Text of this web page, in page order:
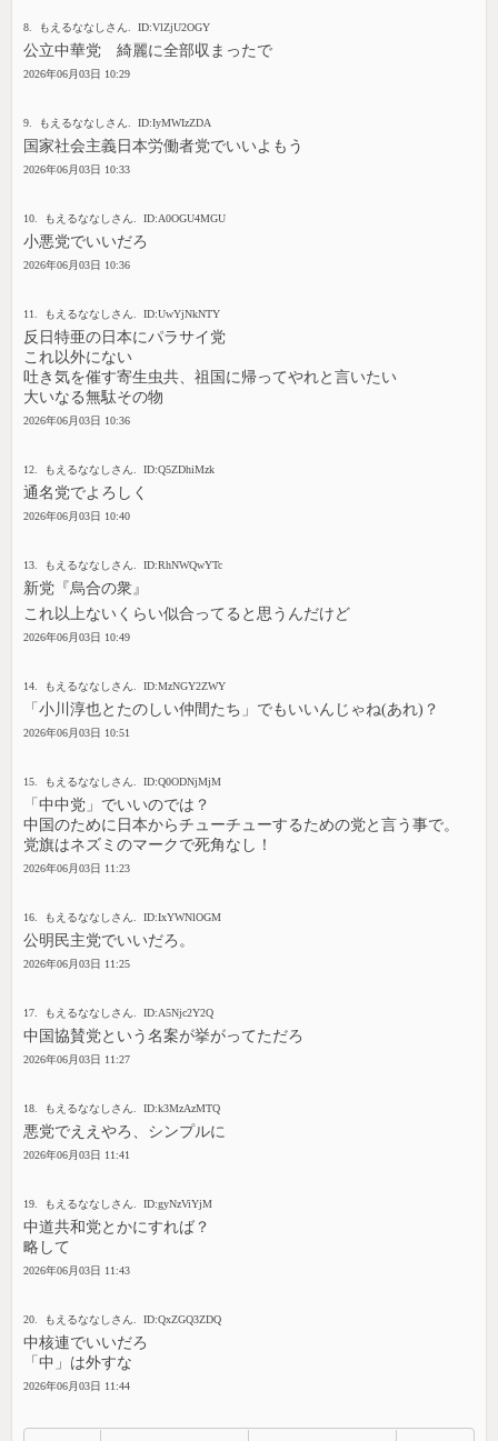
8. もえるななしさん. ID:VlZjU2OGY
公立中華党 綺麗に全部収まったで
2026年06月03日 10:29
9. もえるななしさん. ID:IyMWIzZDA
国家社会主義日本労働者党でいいよもう
2026年06月03日 10:33
10. もえるななしさん. ID:A0OGU4MGU
小悪党でいいだろ
2026年06月03日 10:36
11. もえるななしさん. ID:UwYjNkNTY
反日特亜の日本にパラサイ党
これ以外にない
吐き気を催す寄生虫共、祖国に帰ってやれと言いたい
大いなる無駄その物
2026年06月03日 10:36
12. もえるななしさん. ID:Q5ZDhiMzk
通名党でよろしく
2026年06月03日 10:40
13. もえるななしさん. ID:RhNWQwYTc
新党『烏合の衆』
これ以上ないくらい似合ってると思うんだけど
2026年06月03日 10:49
14. もえるななしさん. ID:MzNGY2ZWY
「小川淳也とたのしい仲間たち」でもいいんじゃね(あれ)？
2026年06月03日 10:51
15. もえるななしさん. ID:Q0ODNjMjM
「中中党」でいいのでは？
中国のために日本からチューチューするための党と言う事で。
党旗はネズミのマークで死角なし！
2026年06月03日 11:23
16. もえるななしさん. ID:IxYWNlOGM
公明民主党でいいだろ。
2026年06月03日 11:25
17. もえるななしさん. ID:A5Njc2Y2Q
中国協賛党という名案が挙がってただろ
2026年06月03日 11:27
18. もえるななしさん. ID:k3MzAzMTQ
悪党でええやろ、シンプルに
2026年06月03日 11:41
19. もえるななしさん. ID:gyNzViYjM
中道共和党とかにすれば？
略して
2026年06月03日 11:43
20. もえるななしさん. ID:QxZGQ3ZDQ
中核連でいいだろ
「中」は外すな
2026年06月03日 11:44